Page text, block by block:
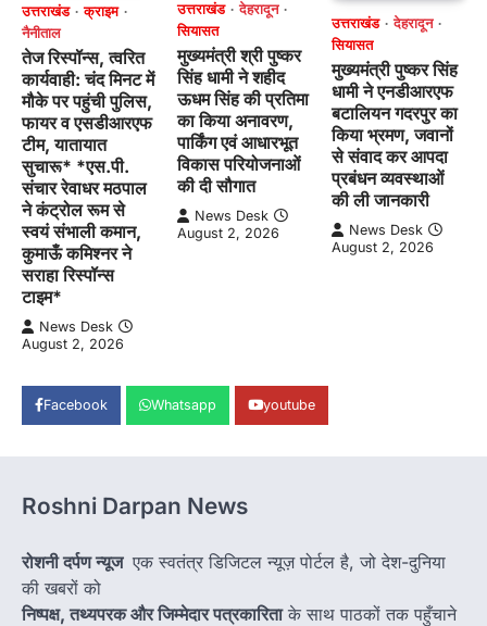
उत्तराखंड
क्राइम
नैनीताल
तेज रिस्पॉन्स, त्वरित
कार्यवाही: चंद मिनट में
मौके पर पहुंची पुलिस,
फायर व एसडीआरएफ
टीम, यातायात
सुचारू* *एस.पी.
संचार रेवाधर मठपाल
ने कंट्रोल रूम से
स्वयं संभाली कमान,
कुमाऊँ कमिश्नर ने
सराहा रिस्पॉन्स
टाइम*
News Desk
August 2, 2026
उत्तराखंड
देहरादून
सियासत
मुख्यमंत्री श्री पुष्कर
सिंह धामी ने शहीद
ऊधम सिंह की प्रतिमा
का किया अनावरण,
पार्किंग एवं आधारभूत
विकास परियोजनाओं
की दी सौगात
News Desk
August 2, 2026
उत्तराखंड
देहरादून
सियासत
मुख्यमंत्री पुष्कर सिंह
धामी ने एनडीआरएफ
बटालियन गदरपुर का
किया भ्रमण, जवानों
से संवाद कर आपदा
प्रबंधन व्यवस्थाओं
की ली जानकारी
News Desk
August 2, 2026
Facebook Whatsapp youtube
Roshni Darpan News
रोशनी दर्पण न्यूज एक स्वतंत्र डिजिटल न्यूज़ पोर्टल है, जो देश-दुनिया
की खबरों को
निष्पक्ष, तथ्यपरक और जिम्मेदार पत्रकारिताके साथ पाठकों तक पहुँचाने